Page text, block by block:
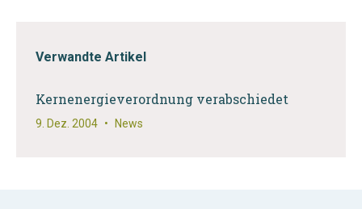
Verwandte Artikel
Kernenergieverordnung verabschiedet
9. Dez. 2004 • News